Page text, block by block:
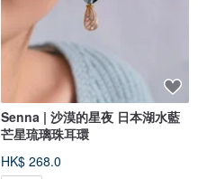
Senna | 沙漠的星夜 日本湖水藍
芒星琉璃珠耳環
HK$ 268.0